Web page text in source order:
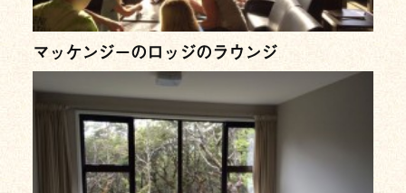
マッケンジーのロッジのラウンジ